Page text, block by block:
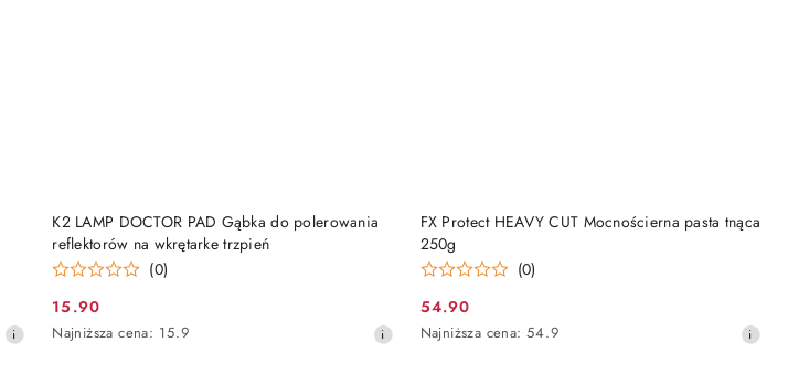
K2 LAMP DOCTOR PAD Gąbka do polerowania
reflektorów na wkrętarke trzpień
(0)
Cena
promocyjna:
15.90
Najniższa
Najniższa cena: 15.9
DO KOSZYKA
FX Protect HEAVY CUT Mocnościerna pasta tnąca
250g
(0)
Cena
promocyjna:
54.90
Najniższa
Najniższa cena: 54.9
DO KOSZYKA